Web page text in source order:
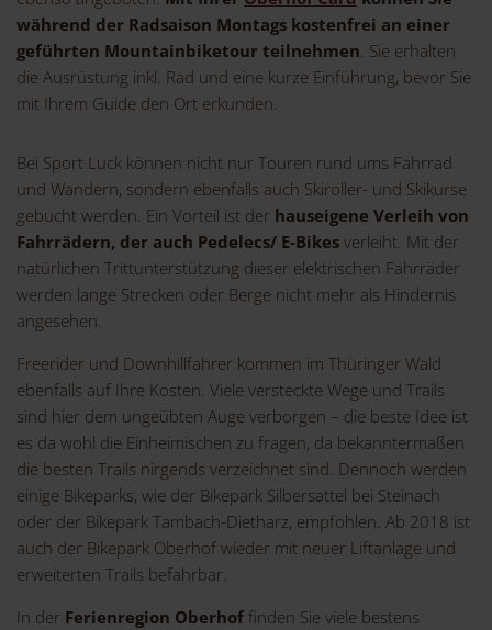
während der Radsaison Montags kostenfrei an einer
geführten Mountainbiketour teilnehmen . Sie erhalten
die Ausrüstung inkl. Rad und eine kurze Einführung, bevor Sie
mit Ihrem Guide den Ort erkunden.
Bei Sport Luck können nicht nur Touren rund ums Fahrrad
und Wandern, sondern ebenfalls auch Skiroller- und Skikurse
gebucht werden. Ein Vorteil ist der hauseigene Verleih von
Fahrrädern, der auch Pedelecs/ E-Bikes verleiht. Mit der
natürlichen Trittunterstützung dieser elektrischen Fahrräder
werden lange Strecken oder Berge nicht mehr als Hindernis
angesehen.
Freerider und Downhillfahrer kommen im Thüringer Wald
ebenfalls auf Ihre Kosten. Viele versteckte Wege und Trails
sind hier dem ungeübten Auge verborgen – die beste Idee ist
es da wohl die Einheimischen zu fragen, da bekanntermaßen
die besten Trails nirgends verzeichnet sind. Dennoch werden
einige Bikeparks, wie der Bikepark Silbersattel bei Steinach
oder der Bikepark Tambach-Dietharz, empfohlen. Ab 2018 ist
auch der Bikepark Oberhof wieder mit neuer Liftanlage und
erweiterten Trails befahrbar.
In der Ferienregion Oberhof finden Sie viele bestens